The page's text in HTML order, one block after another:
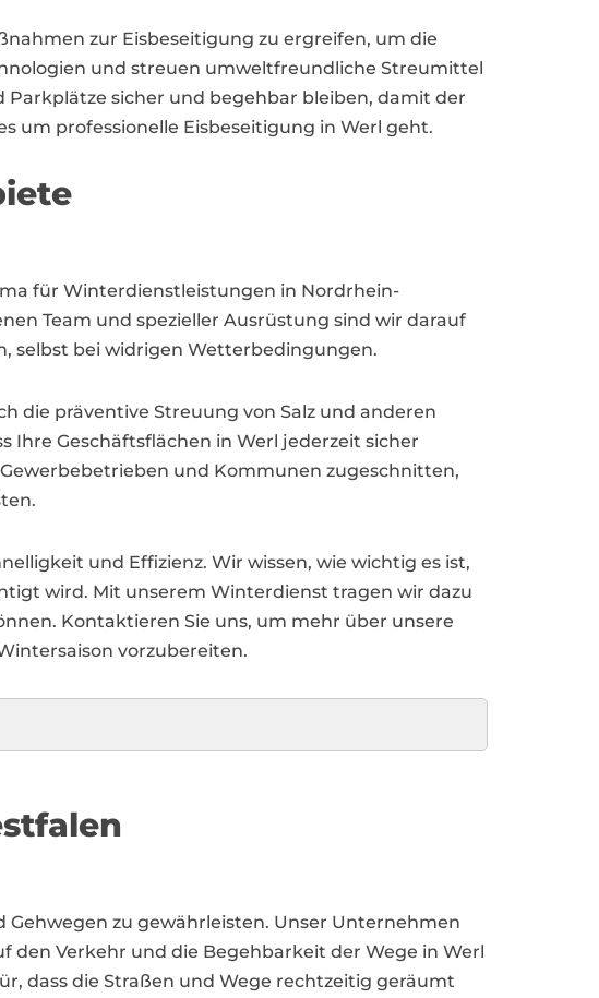
zur Eisbeseitigung zu ergreifen, um die
und streuen umweltfreundliche Streumittel
Parkplätze sicher und begehbar bleiben, damit der
um professionelle Eisbeseitigung in Werl geht.
für Winterdienstleistungen in Nordrhein-
Team und spezieller Ausrüstung sind wir darauf
selbst bei widrigen Wetterbedingungen.
die präventive Streuung von Salz und anderen
Geschäftsflächen in Werl jederzeit sicher
und Kommunen zugeschnitten,
und Effizienz. Wir wissen, wie wichtig es ist,
wird. Mit unserem Winterdienst tragen wir dazu
Kontaktieren Sie uns, um mehr über unsere
vorzubereiten.
zu gewährleisten. Unser Unternehmen
den Verkehr und die Begehbarkeit der Wege in Werl
dass die Straßen und Wege rechtzeitig geräumt